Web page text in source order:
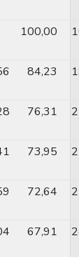
100,00
84,23
76,31
73,95
72,64
67,91